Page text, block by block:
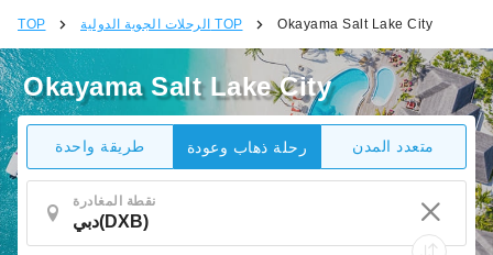
TOP الرحلات الجوية الدولية TOP Okayama Salt Lake City
Okayama Salt Lake City
طريقة واحدة رحلة ذهاب وعودة متعدد المدن
نقطة المغادرة